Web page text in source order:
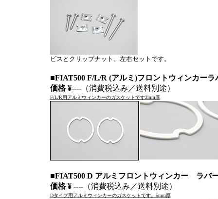
ビスとクリップナット、左右セットです。
■FIAT500 F/L/R (アルミ)フロントウィンカー
価格 ¥----（消費税込み／送料別途）
F/L/R用アルミウィンカーのガスケットです2mm厚
■FIAT500 D アルミフロントウィンカー ラバ
価格 ¥ ----（消費税込み／送料別途）
Dタイプ用アルミウィンカーのガスケットです。5mm厚